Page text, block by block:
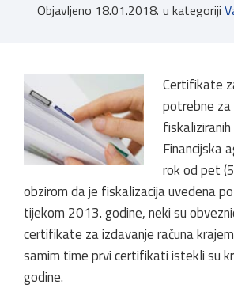
Objavljeno 18.01.2018. u kategoriji
Certifikate
potrebne za
Financijska
rok od pet
obzirom da je fiskalizacija uvedena
tijekom 2013. godine, neki su
certifikate za izdavanje računa
samim time prvi certifikati istekli su
godine.